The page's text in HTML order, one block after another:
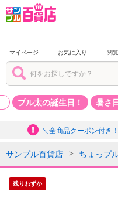
マイページ お気に入り 閲
プル太の誕生日！ 暑さ
＼全商品クーポン付き
サンプル百貨店 ちょっプ
残りわずか